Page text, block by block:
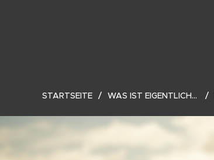
STARTSEITE WAS IST EIGENTLICH...